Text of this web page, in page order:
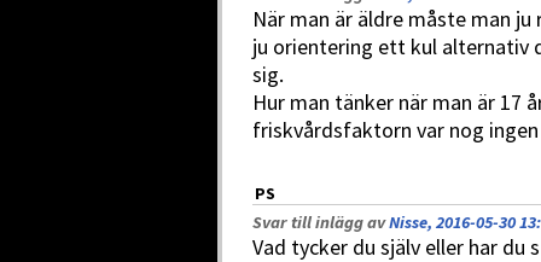
När man är äldre måste man
ju orientering ett kul alternativ
sig.
Hur man tänker när man är 17
friskvårdsfaktorn var nog
PS
Svar till inlägg avNisse, 2016-05-30
Vad tycker du själv eller har du